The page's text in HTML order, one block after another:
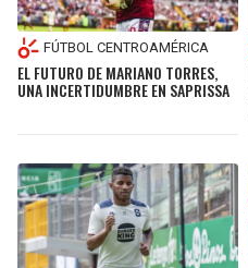
FÚTBOL CENTROAMÉRICA
EL FUTURO DE MARIANO TORRES,
UNA INCERTIDUMBRE EN SAPRISSA